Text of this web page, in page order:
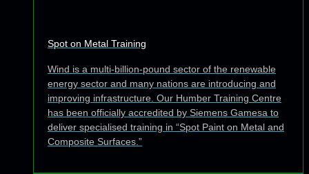
Spot on Metal Training
Wind is a multi-billion-pound sector of the renewable
energy sector and many nations are introducing and
improving infrastructure. Our Humber Training Centre
has been officially accredited by Siemens Gamesa to
deliver specialised training in “Spot Paint on Metal and
Composite Surfaces.”